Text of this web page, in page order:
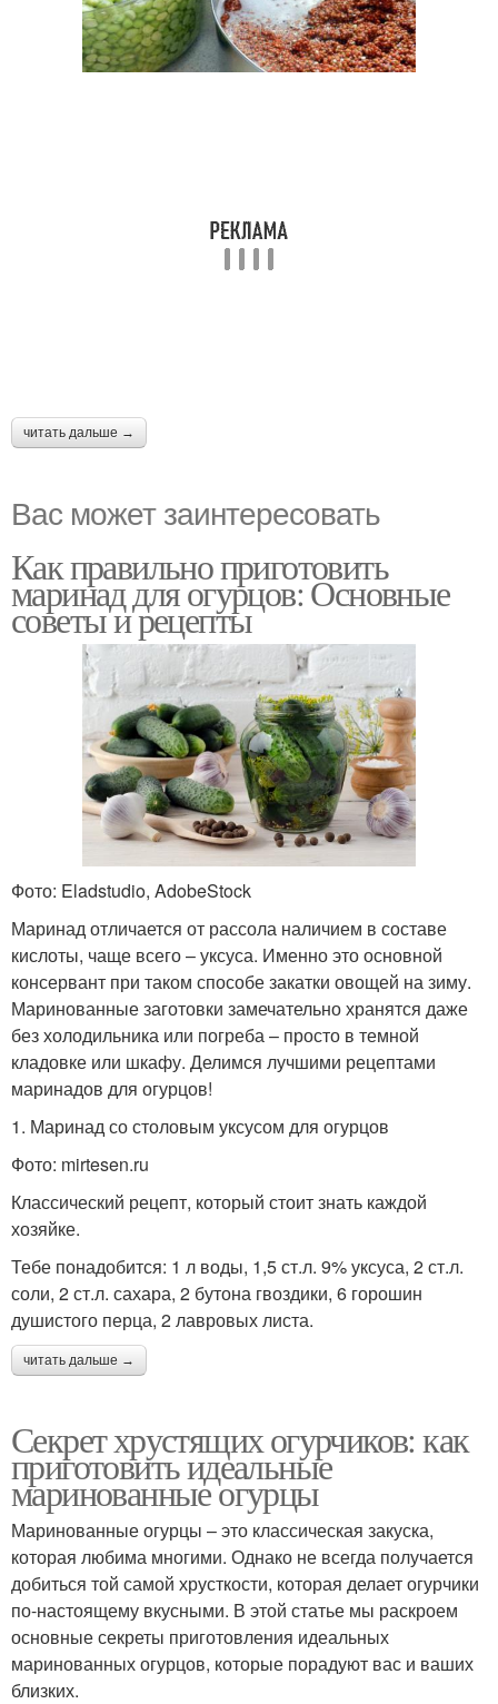
читать дальше →
Вас может заинтересовать
Как правильно приготовить
маринад для огурцов: Основные
советы и рецепты
Фото: Eladstudio, AdobeStock
Маринад отличается от рассола наличием в составе
кислоты, чаще всего – уксуса. Именно это основной
консервант при таком способе закатки овощей на зиму.
Маринованные заготовки замечательно хранятся даже
без холодильника или погреба – просто в темной
кладовке или шкафу. Делимся лучшими рецептами
маринадов для огурцов!
1. Маринад со столовым уксусом для огурцов
Фото: mirtesen.ru
Классический рецепт, который стоит знать каждой
хозяйке.
Тебе понадобится: 1 л воды, 1,5 ст.л. 9% уксуса, 2 ст.л.
соли, 2 ст.л. сахара, 2 бутона гвоздики, 6 горошин
душистого перца, 2 лавровых листа.
читать дальше →
Секрет хрустящих огурчиков: как
приготовить идеальные
маринованные огурцы
Маринованные огурцы – это классическая закуска,
которая любима многими. Однако не всегда получается
добиться той самой хрусткости, которая делает огурчики
по-настоящему вкусными. В этой статье мы раскроем
основные секреты приготовления идеальных
маринованных огурцов, которые порадуют вас и ваших
близких.